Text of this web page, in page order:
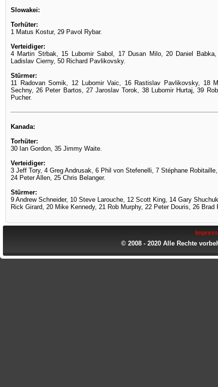
Slowakei:
Torhüter:
1 Matus Kostur, 29 Pavol Rybar.
Verteidiger:
4 Martin Strbak, 15 Lubomir Sabol, 17 Dusan Milo, 20 Daniel
Ladislav Cierny, 50 Richard Pavlikovsky.
Stürmer:
11 Radovan Somik, 12 Lubomir Vaic, 16 Rastislav Pavlikovsky, 18
Sechny, 26 Peter Bartos, 27 Jaroslav Torok, 38 Lubomir Hurtaj, 39
Pucher.
Kanada:
Torhüter:
30 Ian Gordon, 35 Jimmy Waite.
Verteidiger:
3 Jeff Tory, 4 Greg Andrusak, 6 Phil von Stefenelli, 7 Stéphane
24 Peter Allen, 25 Chris Belanger.
Stürmer:
9 Andrew Schneider, 10 Steve Larouche, 12 Scott King, 14 Gary
Rick Girard, 20 Mike Kennedy, 21 Rob Murphy, 22 Peter Douris, 26
© 2008 - 2020 Alle Rechte